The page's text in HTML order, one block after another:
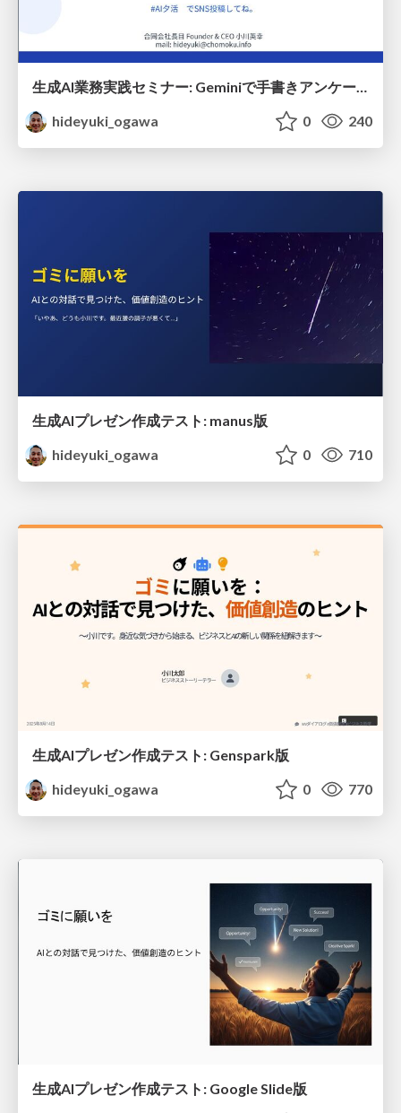
生成AI業務実践セミナー: Geminiで手書きアンケート を瞬時にデータ化！
hideyuki_ogawa
0 240
生成AIプレゼン作成テスト: manus版
hideyuki_ogawa
0 710
生成AIプレゼン作成テスト: Genspark版
hideyuki_ogawa
0 770
生成AIプレゼン作成テスト: Google Slide版